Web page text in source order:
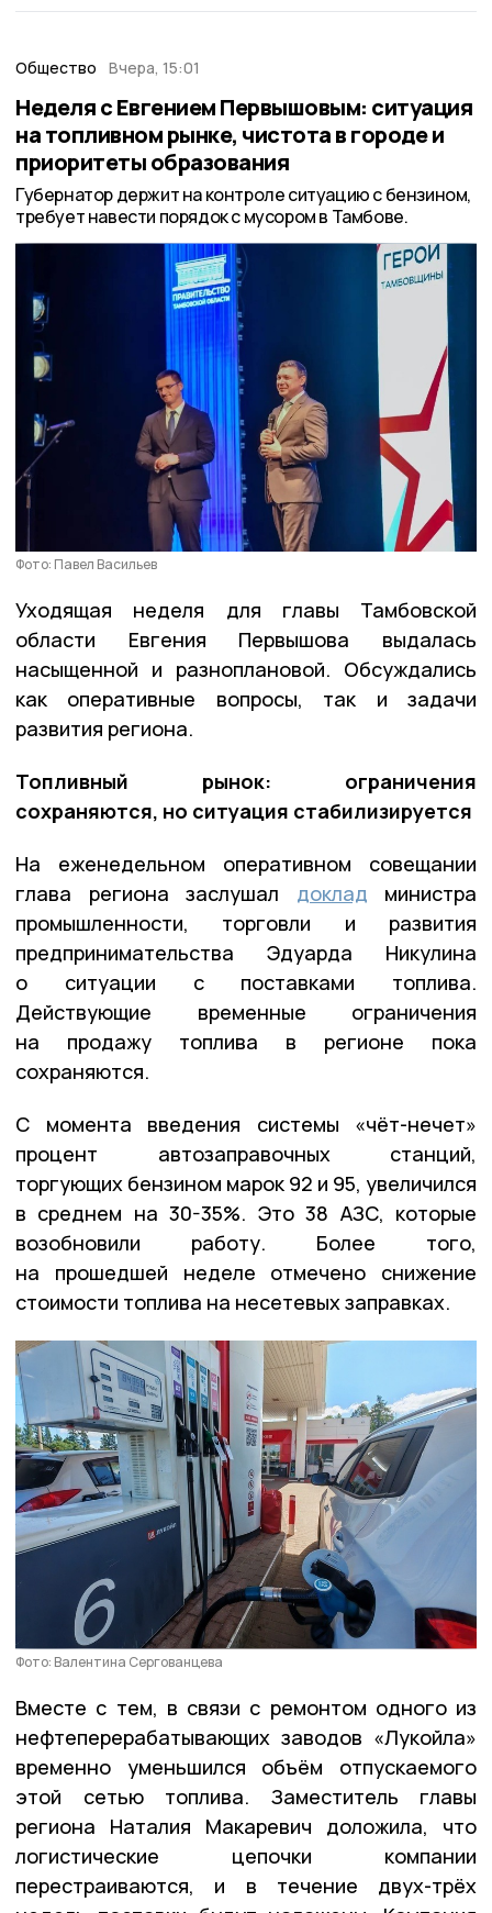
Общество Вчера, 15:01
Неделя с Евгением Первышовым: ситуация
на топливном рынке, чистота в городе и
приоритеты образования
Губернатор держит на контроле ситуацию с бензином,
требует навести порядок с мусором в Тамбове.
Фото: Павел Васильев
Уходящая неделя для главы Тамбовской
области Евгения Первышова выдалась
насыщенной и разноплановой. Обсуждались
как оперативные вопросы, так и задачи
развития региона.
Топливный рынок: ограничения
сохраняются, но ситуация стабилизируется
На еженедельном оперативном совещании
глава региона заслушал доклад министра
промышленности, торговли и развития
предпринимательства Эдуарда Никулина
о ситуации с поставками топлива.
Действующие временные ограничения
на продажу топлива в регионе пока
сохраняются.
С момента введения системы «чёт-нечет»
процент автозаправочных станций,
торгующих бензином марок 92 и 95, увеличился
в среднем на 30-35%. Это 38 АЗС, которые
возобновили работу. Более того,
на прошедшей неделе отмечено снижение
стоимости топлива на несетевых заправках.
Фото: Валентина Сергованцева
Вместе с тем, в связи с ремонтом одного из
нефтеперерабатывающих заводов «Лукойла»
временно уменьшился объём отпускаемого
этой сетью топлива. Заместитель главы
региона Наталия Макаревич доложила, что
логистические цепочки компании
перестраиваются, и в течение двух-трёх